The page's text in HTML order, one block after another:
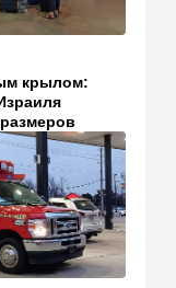
к
крылом: